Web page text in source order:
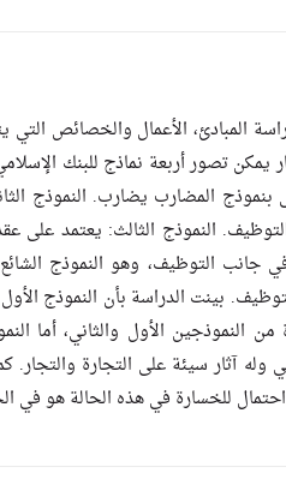
المبادئ، الأعمال والخصائص التي
يمكن تصور أربعة نماذج للبنك
المضارب يضارب. النموذج
النموذج الثالث: يعتمد على
جانب التوظيف، وهو النموذج
بينت الدراسة بأن النموذج الأول
النموذجين الأول والثاني، أما
وله آثار سيئة على التجارة
للخسارة في هذه الحالة هو في